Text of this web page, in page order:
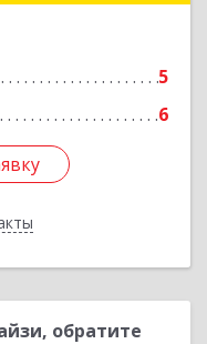
5
6
обратите